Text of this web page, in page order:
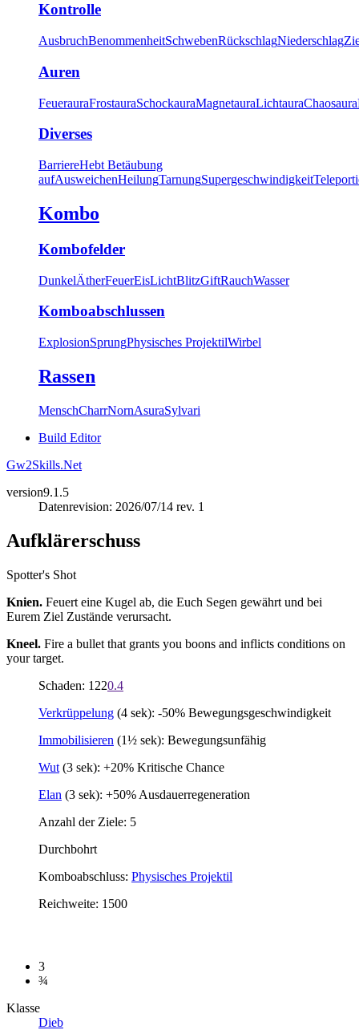
Kontrolle
AusbruchBenommenheitSchwebenRückschlagNiederschlag
Auren
FeuerauraFrostauraSchockauraMagnetauraLichtauraChaosaura
Diverses
BarriereHebt Betäubung
aufAusweichenHeilungTarnungSupergeschwindigkeit
Kombo
Kombofelder
DunkelÄtherFeuerEisLichtBlitzGiftRauchWasser
Komboabschlussen
ExplosionSprungPhysisches ProjektilWirbel
Rassen
MenschCharrNornAsuraSylvari
Build Editor
Gw2Skills.Net
version9.1.5
Datenrevision: 2026/07/14 rev. 1
Aufklärerschuss
Spotter's Shot
Knien. Feuert eine Kugel ab, die Euch Segen gewährt und bei
Eurem Ziel Zustände verursacht.
Kneel. Fire a bullet that grants you boons and inflicts conditions on
your target.
Schaden: 1220.4
Verkrüppelung (4 sek): -50% Bewegungsgeschwindigkeit
Immobilisieren (1½ sek): Bewegungsunfähig
Wut (3 sek): +20% Kritische Chance
Elan (3 sek): +50% Ausdauerregeneration
Anzahl der Ziele: 5
Durchbohrt
Komboabschluss: Physisches Projektil
Reichweite: 1500
3
¾
Klasse
Dieb